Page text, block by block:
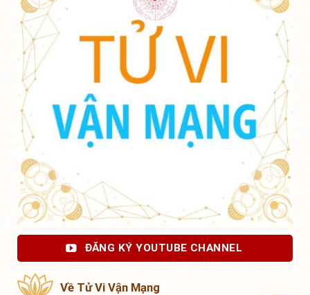
ĐĂNG KÝ YOUTUBE CHANNEL
Về Tử Vi Vận Mạng